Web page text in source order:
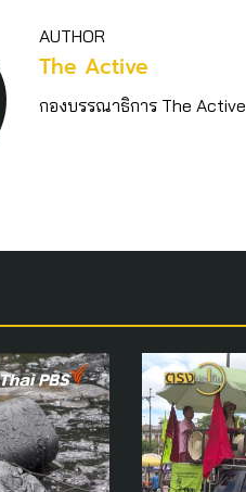
AUTHOR
The Active
กองบรรณาธิการ The Active